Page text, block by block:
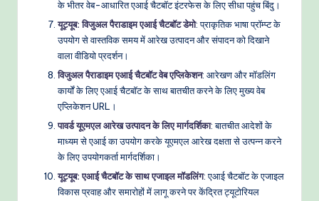
के भीतर वेब-आधारित एआई चैटबॉट इंटरफेस के लिए सीधा पहुंच बिंदु।
यूट्यूब: विजुअल पैराडाइम एआई चैटबॉट डेमो: प्राकृतिक भाषा प्रॉम्प्ट के
उपयोग से वास्तविक समय में आरेख उत्पादन और संपादन को दिखाने
वाला वीडियो प्रदर्शन।
विजुअल पैराडाइम एआई चैटबॉट वेब एप्लिकेशन: आरेखण और मॉडलिंग
कार्यों के लिए एआई चैटबॉट के साथ बातचीत करने के लिए मुख्य वेब
एप्लिकेशन URL।
पावर्ड यूएमएल आरेख उत्पादन के लिए मार्गदर्शिका: बातचीत आदेशों के
माध्यम से एआई का उपयोग करके यूएमएल आरेख दक्षता से उत्पन्न करने
के लिए उपयोगकर्ता मार्गदर्शिका।
यूट्यूब: एआई चैटबॉट के साथ एजाइल मॉडलिंग: एआई चैटबॉट के एजाइल
विकास प्रवाह और समारोहों में लागू करने पर केंद्रित ट्यूटोरियल